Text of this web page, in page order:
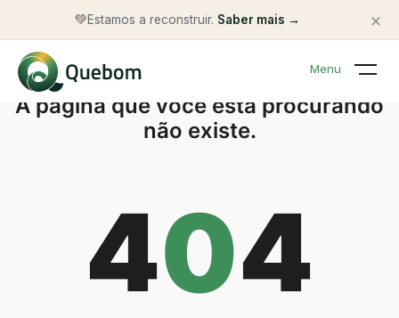
💚Estamos a reconstruir. Saber mais → ×
Menu
A página que você está procurando
não existe.
404